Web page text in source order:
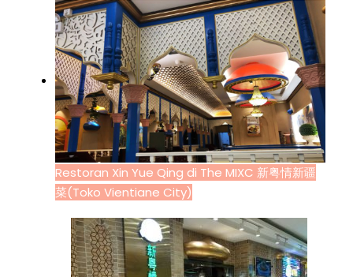
Restoran Xin Yue Qing di The MIXC 新粤情新疆
菜(Toko Vientiane City)